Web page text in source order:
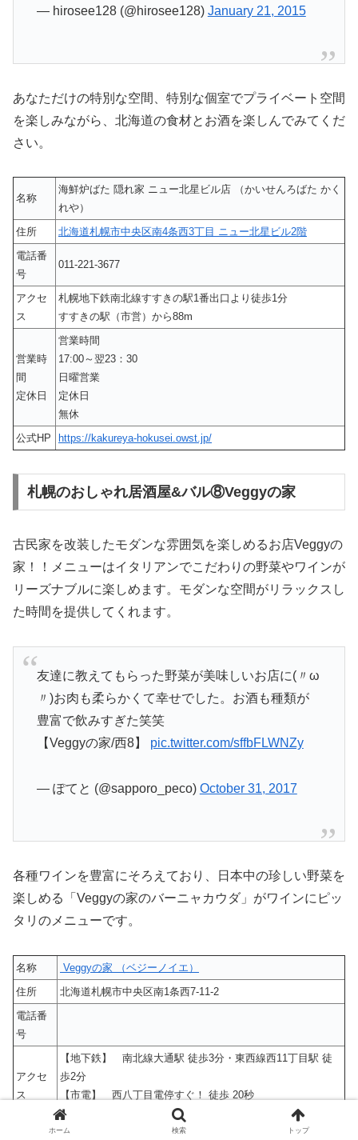
— hirosee128 (@hirosee128) January 21, 2015
あなただけの特別な空間、特別な個室でプライベート空間
を楽しみながら、北海道の食材とお酒を楽しんでみてくだ
さい。
名称
海鮮炉ばた 隠れ家 ニュー北星ビル店 （かいせんろばた かく
れや）
住所
北海道札幌市中央区南4条西3丁目 ニュー北星ビル2階
電話番
号
011-221-3677
アクセ
ス
札幌地下鉄南北線すすきの駅1番出口より徒歩1分
すすきの駅（市営）から88m
営業時
間
定休日
営業時間
17:00～翌23：30
日曜営業
定休日
無休
公式HP
https://kakureya-hokusei.owst.jp/
札幌のおしゃれ居酒屋&バル⑧Veggyの家
古民家を改装したモダンな雰囲気を楽しめるお店Veggyの
家！！メニューはイタリアンでこだわりの野菜やワインが
リーズナブルに楽しめます。モダンな空間がリラックスし
た時間を提供してくれます。
友達に教えてもらった野菜が美味しいお店に(〃ω
〃)お肉も柔らかくて幸せでした。お酒も種類が
豊富で飲みすぎた笑笑
【Veggyの家/西8】 pic.twitter.com/sffbFLWNZy
— ぽてと (@sapporo_peco) October 31, 2017
各種ワインを豊富にそろえており、日本中の珍しい野菜を
楽しめる「Veggyの家のバーニャカウダ」がワインにピッ
タリのメニューです。
名称
Veggyの家 （ベジーノイエ）
住所
北海道札幌市中央区南1条西7-11-2
電話番
号
アクセ
ス
【地下鉄】 南北線大通駅 徒歩3分・東西線西11丁目駅 徒
歩2分
【市電】 西八丁目電停すぐ！ 徒歩 20秒
西８丁目駅から52m
営業時間
ホーム 検索 トップ